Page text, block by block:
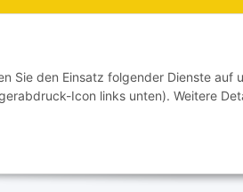
Sie den Einsatz folgender Dienste auf
Icon links unten). Weitere